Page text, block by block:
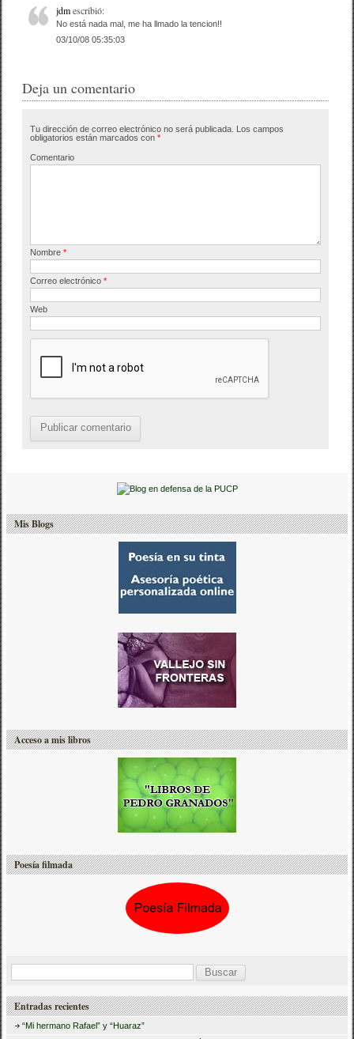
k
jdmescribió:
No está nada mal, me ha llmado la tencion!!
03/10/08 05:35:03
Deja un comentario
Tu dirección de correo electrónico no será publicada. Los campos
obligatorios están marcados con*
Comentario
Nombre*
Correo electrónico*
Web
Mis Blogs
Acceso a mis libros
Poesía filmada
s
Entradas recientes
“Mi hermano Rafael” y “Huaraz”